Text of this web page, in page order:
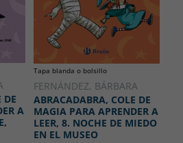
DE
A
Tapa blanda o bolsillo
FERNÁNDEZ, BÁRBARA
ABRACADABRA, COLE DE
MAGIA PARA APRENDER A
LEER, 8. NOCHE DE MIEDO
EN EL MUSEO